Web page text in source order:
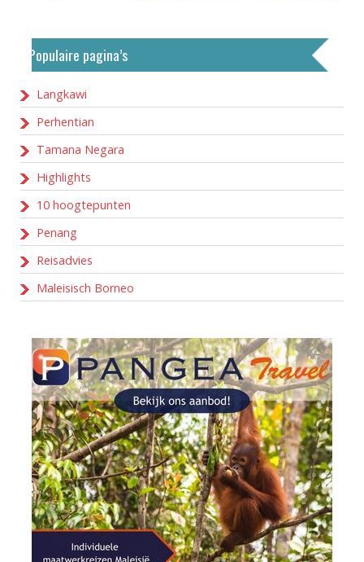
Populaire pagina’s
Langkawi
Perhentian
Tamana Negara
Highlights
10 hoogtepunten
Penang
Reisadvies
Maleisisch Borneo